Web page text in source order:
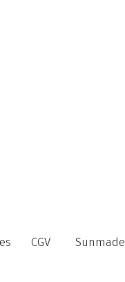
CGV Sunmade